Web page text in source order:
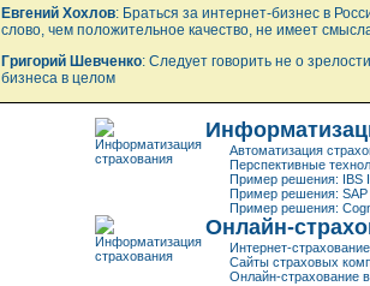
Евгений Хохлов: Браться за интернет-бизнес в
слово, чем положительное качество, не имеет
Григорий Шевченко: Следует говорить не о
бизнеса в целом
Автоматизация
Перспективные
Пример решения: IBS
Пример решения: SAP
Пример решения:
Онлайн-
Интернет-страхование
Сайты страховых
Онлайн-страхование